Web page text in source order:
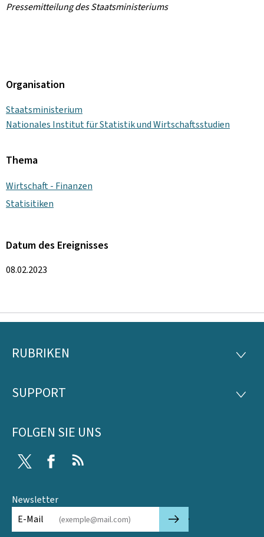
Pressemitteilung des Staatsministeriums
Organisation
Staatsministerium
Nationales Institut für Statistik und Wirtschaftsstudien
Thema
Wirtschaft - Finanzen
Statisitiken
Datum des Ereignisses
08.02.2023
Footer
RUBRIKEN
SUPPORT
FOLGEN SIE UNS
Twitter Facebook
Newsletter
E-Mail
🡒